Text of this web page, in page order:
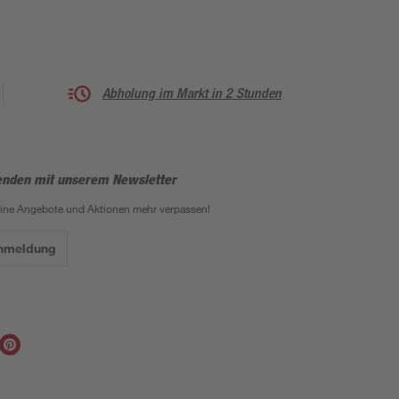
Abholung im Markt in 2 Stunden
mit unserem Newsletter
Angebote und Aktionen mehr verpassen!